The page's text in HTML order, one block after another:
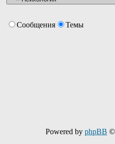
Сообщения Темы
Powered by phpBB ©